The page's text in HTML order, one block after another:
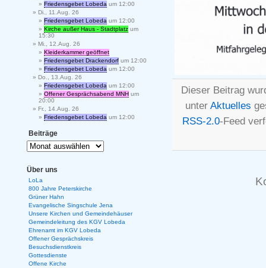
Dieser Beitrag
unter Aktuelles
RSS-2.0-Feed
Friedensgebet Lobeda um 12:00
Di., 11.Aug. 26
Friedensgebet Lobeda um 12:00
Kirche außer Haus - Stadtplatz um
15:30
Mi., 12.Aug. 26
Kleiderkammer geöffnet
Friedensgebet Drackendorf um 12:00
Friedensgebet Lobeda um 12:00
Do., 13.Aug. 26
Friedensgebet Lobeda um 12:00
Offener Gesprächsabend MNH um
20:00
Fr., 14.Aug. 26
Friedensgebet Lobeda um 12:00
Beiträge
Über uns
LoLa
800 Jahre Peterskirche
Grüner Hahn
Evangelische Singschule Jena
Unsere Kirchen und Gemeindehäuser
Gemeindeleitung des KGV Lobeda
Ehrenamt im KGV Lobeda
Offener Gesprächskreis
Besuchsdienstkreis
Gottesdienste
Offene Kirche